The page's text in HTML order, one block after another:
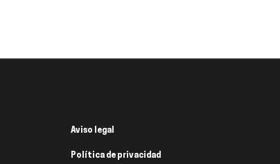
Aviso legal
Política de privacidad